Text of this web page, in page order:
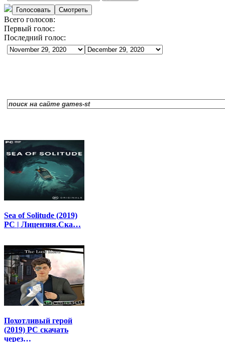
Всего голосов:
Первый голос:
Последний голос:
Sea of Solitude (2019)
PC | Лицензия.Ска…
Похотливый герой
(2019) PC скачать
через…